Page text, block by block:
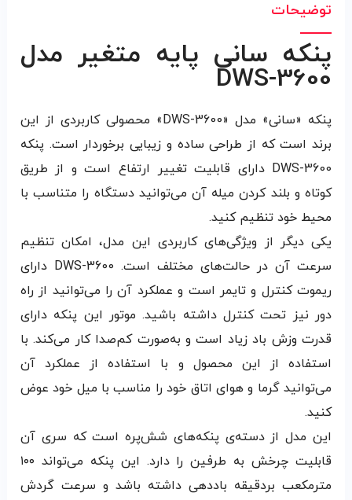
توضیحات
پنکه سانی پایه متغیر مدل
DWS-3600
پنکه «سانی» مدل «DWS-3600» محصولی کاربردی از این
برند است که از طراحی ساده و زیبایی برخوردار است. پنکه
DWS-3600 دارای قابلیت تغییر ارتفاع است و از طریق
کوتاه و بلند کردن میله‌ آن می‌توانید دستگاه را متناسب با
محیط خود تنظیم کنید.
یکی دیگر از ویژگی‌های کاربردی این مدل، امکان تنظیم
سرعت آن در حالت‌های مختلف است. DWS-3600 دارای
ریموت کنترل و تایمر است و عملکرد آن را می‌توانید از راه
دور نیز تحت کنترل داشته باشید. موتور این پنکه دارای
قدرت وزش باد زیاد است و به‌صورت کم‌صدا کار می‌کند. با
استفاده از این محصول و با استفاده از عملکرد آن
می‌توانید گرما و هوای اتاق خود را مناسب با میل خود عوض
کنید.
این مدل از دسته‌ی پنکه‌های شش‌پره است که سری آن
قابلیت چرخش به طرفین را دارد. این پنکه می‌تواند ۱۰۰
مترمکعب بردقیقه باددهی داشته باشد و سرعت گردش